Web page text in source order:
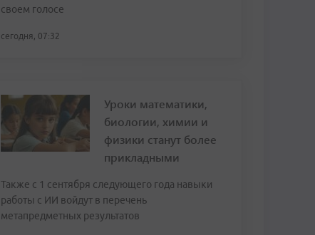
своем голосе
сегодня, 07:32
Уроки математики,
биологии, химии и
физики станут более
прикладными
Также с 1 сентября следующего года навыки
работы с ИИ войдут в перечень
метапредметных результатов